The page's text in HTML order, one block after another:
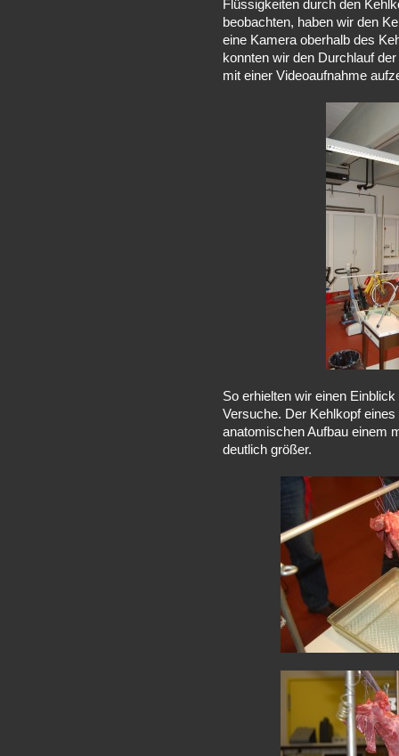
Flüssigkeiten durch den
beobachten, haben wir den
eine Kamera oberhalb des
konnten wir den Durchlauf
mit einer Videoaufnahme
So erhielten wir einen
Versuche. Der Kehlkopf
anatomischen Aufbau einem
deutlich größer.